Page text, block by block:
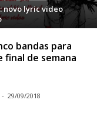
novo lyric video
bandas para
final de semana
- 29/09/2018